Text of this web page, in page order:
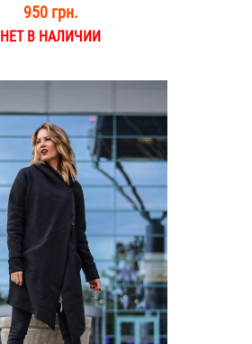
950 грн.
НЕТ В НАЛИЧИИ